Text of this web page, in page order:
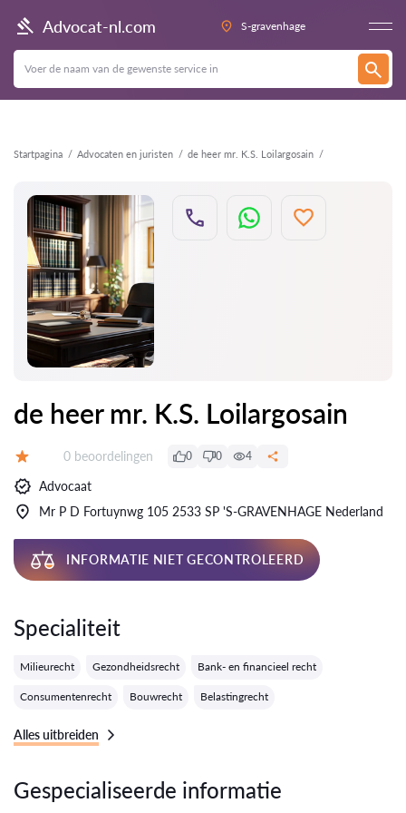
Advocat-nl.com S-gravenhage
Startpagina Advocaten en juristen de heer mr. K.S. Loilargosain
Terug
de heer mr. K.S. Loilargosain
Getuigenissen:
0 beoordelingen 0 0 4
Advocaat
Mr P D Fortuynwg 105 2533 SP 'S-GRAVENHAGE Nederland
INFORMATIE NIET GECONTROLEERD
Specialiteit
Milieurecht Gezondheidsrecht Bank- en financieel recht
Consumentenrecht Bouwrecht Belastingrecht
Alles uitbreiden
Gespecialiseerde informatie